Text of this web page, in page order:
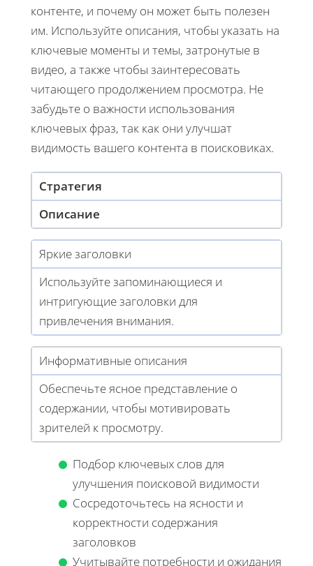
контенте, и почему он может быть полезен
им. Используйте описания, чтобы указать на
ключевые моменты и темы, затронутые в
видео, а также чтобы заинтересовать
читающего продолжением просмотра. Не
забудьте о важности использования
ключевых фраз, так как они улучшат
видимость вашего контента в поисковиках.
Стратегия
Описание
Яркие заголовки
Используйте запоминающиеся и
интригующие заголовки для
привлечения внимания.
Информативные описания
Обеспечьте ясное представление о
содержании, чтобы мотивировать
зрителей к просмотру.
Подбор ключевых слов для
улучшения поисковой видимости
Сосредоточьтесь на ясности и
корректности содержания
заголовков
Учитывайте потребности и ожидания